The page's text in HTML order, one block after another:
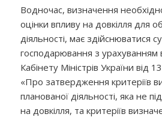
Водночас, визначення
оцінки впливу на довкілля для
діяльності, має здійснюватися
господарювання з урахуванням
Кабінету Міністрів України від
«Про затвердження критеріїв
планованої діяльності, яка не
на довкілля, та критеріїв